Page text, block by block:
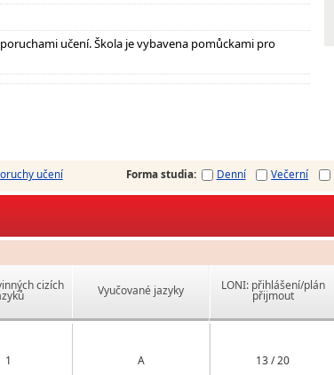
učení. Škola je vybavena pomůckami pro
učení Forma studia: Denní Večerní
cizích Vyučované jazyky
1 A
LONI: přihlášení/plán
přijmout
13 / 20